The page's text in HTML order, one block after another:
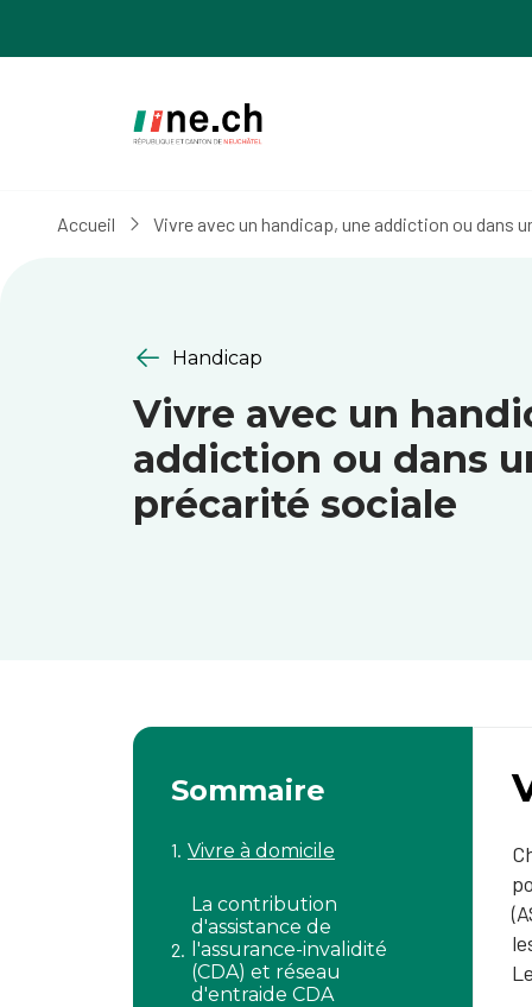
Accueil Vivre avec un handicap, une addiction ou dans
Handicap
Vivre avec un
addiction ou dans
précarité sociale
Sommaire
Vivre à domicile
La contribution
d'assistance de
l'assurance-invalidité
(CDA) et réseau
d'entraide CDA